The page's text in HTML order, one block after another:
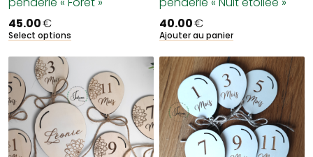
45.00€
Select options
40.00€
Ajouter au panier